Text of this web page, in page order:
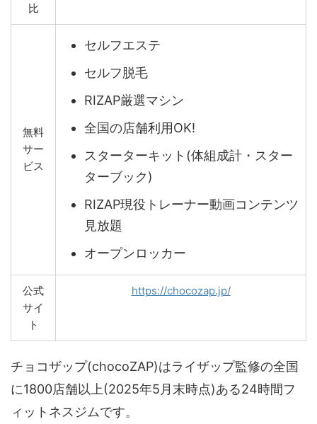
比
無料
サー
ビス
セルフエステ
セルフ脱毛
RIZAP厳選マシン
全国の店舗利用OK!
スターターキット(体組成計・スター
ターブック)
RIZAP現役トレーナー動画コンテンツ
見放題
オープンロッカー
公式
サイ
ト
https://chocozap.jp/
チョコザップ(chocoZAP)はライザップ監修の全国
に1800店舗以上(2025年5月末時点)ある24時間フ
ィットネスジムです。